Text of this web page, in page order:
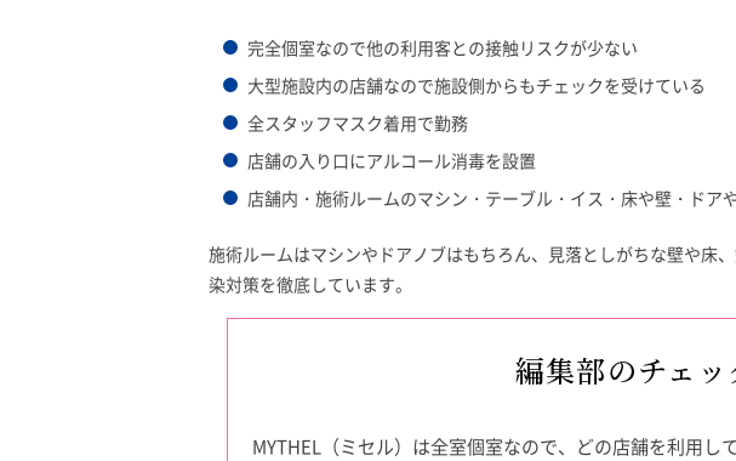
完全個室なので他の利用客との接触リスクが少ない
大型施設内の店舗なので施設側からもチェックを受けている
全スタッフマスク着用で勤務
店舗の入り口にアルコール消毒を設置
店舗内・施術ルームのマシン・テーブル・イス・床や壁・ドア
施術ルームはマシンやドアノブはもちろん、見落としがちな壁や床
染対策を徹底しています。
編集部のチェッ
MYTHEL（ミセル）は全室個室なので、どの店舗を利用し